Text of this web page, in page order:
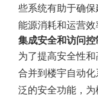
些系统有助于确
能源消耗和运营效
集成安全和访问控
为了提高安全性
合并到楼宇自动
泛的安全功能，